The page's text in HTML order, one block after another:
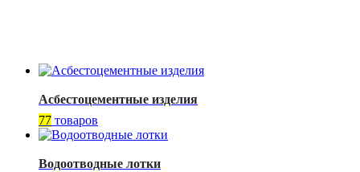
Асбестоцементные изделия
77 товаров
Водоотводные лотки